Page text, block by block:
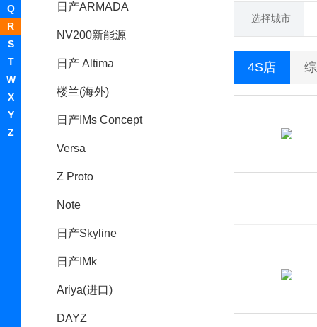
Q
R
S
T
W
X
Y
Z
日产ARMADA
NV200新能源
日产 Altima
楼兰(海外)
日产IMs Concept
Versa
Z Proto
Note
日产Skyline
日产IMk
Ariya(进口)
DAYZ
选择城市
4S店